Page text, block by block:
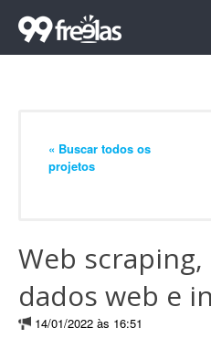
« Buscar todos os
projetos
Web
dados web e
14/01/2022 às 16:51